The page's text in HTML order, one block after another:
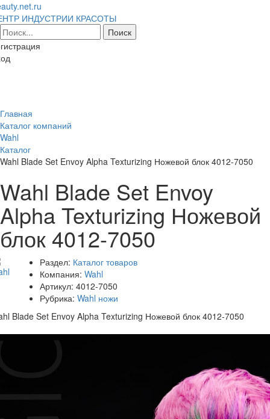
ИНДУСТРИИ КРАСОТЫ
Главная
Каталог компаний
Wahl
Каталог
Wahl Blade Set Envoy Alpha Texturizing Ножевой блок 4012-7050
Wahl Blade Set Envoy
Alpha Texturizing Ножевой
блок 4012-7050
Раздел: Каталог товаров
Компания: Wahl
Артикул: 4012-7050
Рубрика: Wahl ножи
Blade Set Envoy Alpha Texturizing Ножевой блок 4012-7050